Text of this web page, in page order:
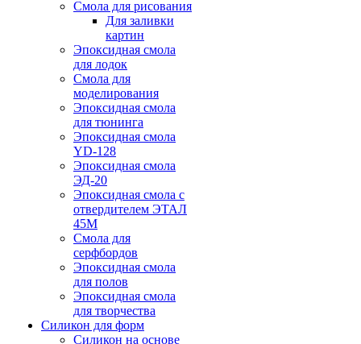
Смола для рисования
Для заливки
картин
Эпоксидная смола
для лодок
Смола для
моделирования
Эпоксидная смола
для тюнинга
Эпоксидная смола
YD-128
Эпоксидная смола
ЭД-20
Эпоксидная смола с
отвердителем ЭТАЛ
45М
Смола для
серфбордов
Эпоксидная смола
для полов
Эпоксидная смола
для творчества
Силикон для форм
Силикон на основе